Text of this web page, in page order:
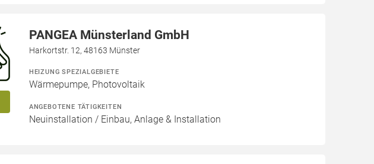
PANGEA Münsterland GmbH
Harkortstr. 12, 48163 Münster
HEIZUNG SPEZIALGEBIETE
Wärmepumpe, Photovoltaik
ANGEBOTENE TÄTIGKEITEN
Neuinstallation / Einbau, Anlage & Installation